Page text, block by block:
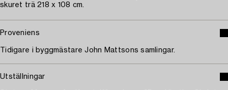
skuret trä 218 x 108 cm.
Proveniens
Tidigare i byggmästare John Mattsons samlingar.
Utställningar